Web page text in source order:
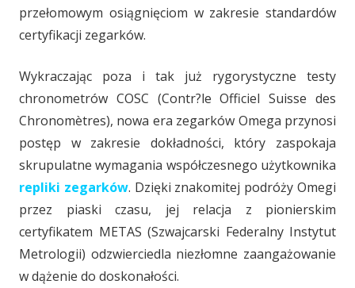
przełomowym osiągnięciom w zakresie standardów
certyfikacji zegarków.
Wykraczając poza i tak już rygorystyczne testy
chronometrów COSC (Contr?le Officiel Suisse des
Chronomètres), nowa era zegarków Omega przynosi
postęp w zakresie dokładności, który zaspokaja
skrupulatne wymagania współczesnego użytkownika
repliki zegarków. Dzięki znakomitej podróży Omegi
przez piaski czasu, jej relacja z pionierskim
certyfikatem METAS (Szwajcarski Federalny Instytut
Metrologii) odzwierciedla niezłomne zaangażowanie
w dążenie do doskonałości.